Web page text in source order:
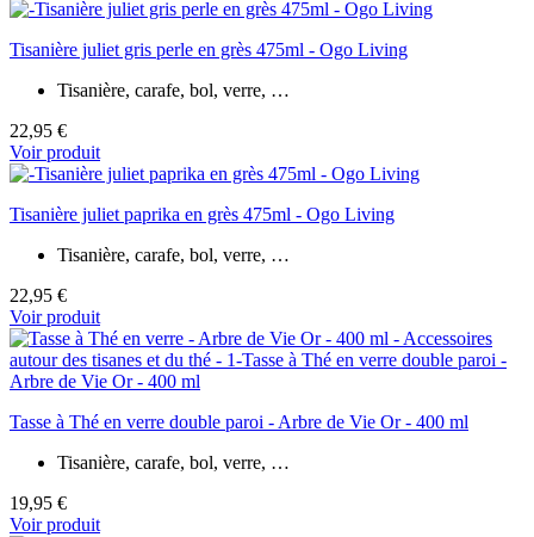
Tisanière juliet gris perle en grès 475ml - Ogo Living
Tisanière, carafe, bol, verre, …
22,95 €
Voir produit
Tisanière juliet paprika en grès 475ml - Ogo Living
Tisanière, carafe, bol, verre, …
22,95 €
Voir produit
Tasse à Thé en verre double paroi - Arbre de Vie Or - 400 ml
Tisanière, carafe, bol, verre, …
19,95 €
Voir produit